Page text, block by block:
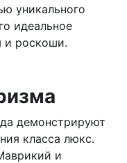
уникального
идеальное
и роскоши.
демонстрируют
класса люкс.
и